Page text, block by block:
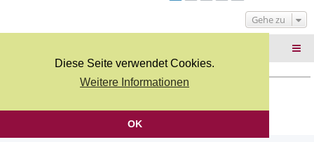
Diese Seite verwendet Cookies.
Weitere Informationen
OK
g
Gehe zu
Deutsche Übersetzung durchphpBB.de